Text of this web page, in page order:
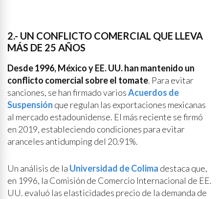
2.- UN CONFLICTO COMERCIAL QUE LLEVA
MÁS DE 25 AÑOS
Desde 1996, México y EE. UU. han mantenido un
conflicto comercial sobre el tomate. Para evitar
sanciones, se han firmado variosAcuerdos de
Suspensión que regulan las exportaciones mexicanas
al mercado estadounidense. El más reciente se firmó
en 2019, estableciendo condiciones para evitar
aranceles antidumping del 20.91%.
Un análisis de la Universidad de Colima destaca que,
en 1996, la Comisión de Comercio Internacional de EE.
UU. evaluó las elasticidades precio de la demanda de